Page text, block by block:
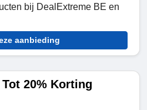
bij DealExtreme BE en
aanbieding
Tot 20% Korting